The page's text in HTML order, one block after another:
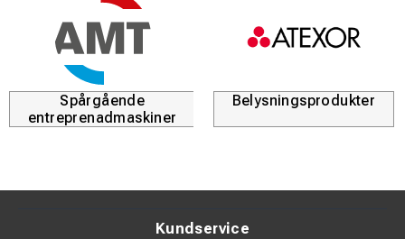
Spårgående
entreprenadmaskiner
Belysningsprodukter
Kundservice